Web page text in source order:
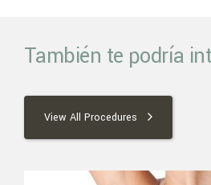
También te podría
View All Procedures